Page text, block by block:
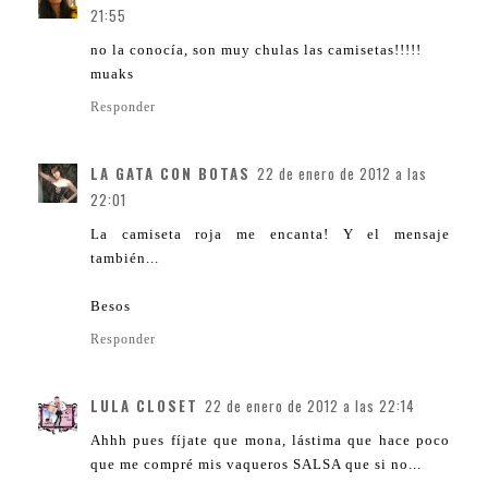
21:55
no la conocía, son muy chulas las camisetas!!!!!
muaks
Responder
LA GATA CON BOTAS 22 de enero de 2012 a las
22:01
La camiseta roja me encanta! Y el mensaje
también...
Besos
Responder
LULA CLOSET 22 de enero de 2012 a las 22:14
Ahhh pues fíjate que mona, lástima que hace poco
que me compré mis vaqueros SALSA que si no...